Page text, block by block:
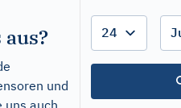
und
uns auch
Date
Date: